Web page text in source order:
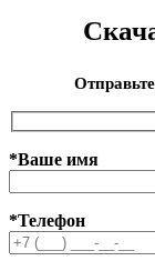
*Ваше имя
*Телефон